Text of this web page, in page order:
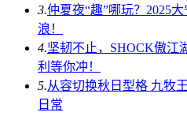
3.仲夏夜“趣”哪玩？2025
浪！
4.坚韧不止，SHOCK傲江
利等你冲！
5.从容切换秋日型格 九牧
日常